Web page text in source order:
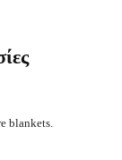
blankets.